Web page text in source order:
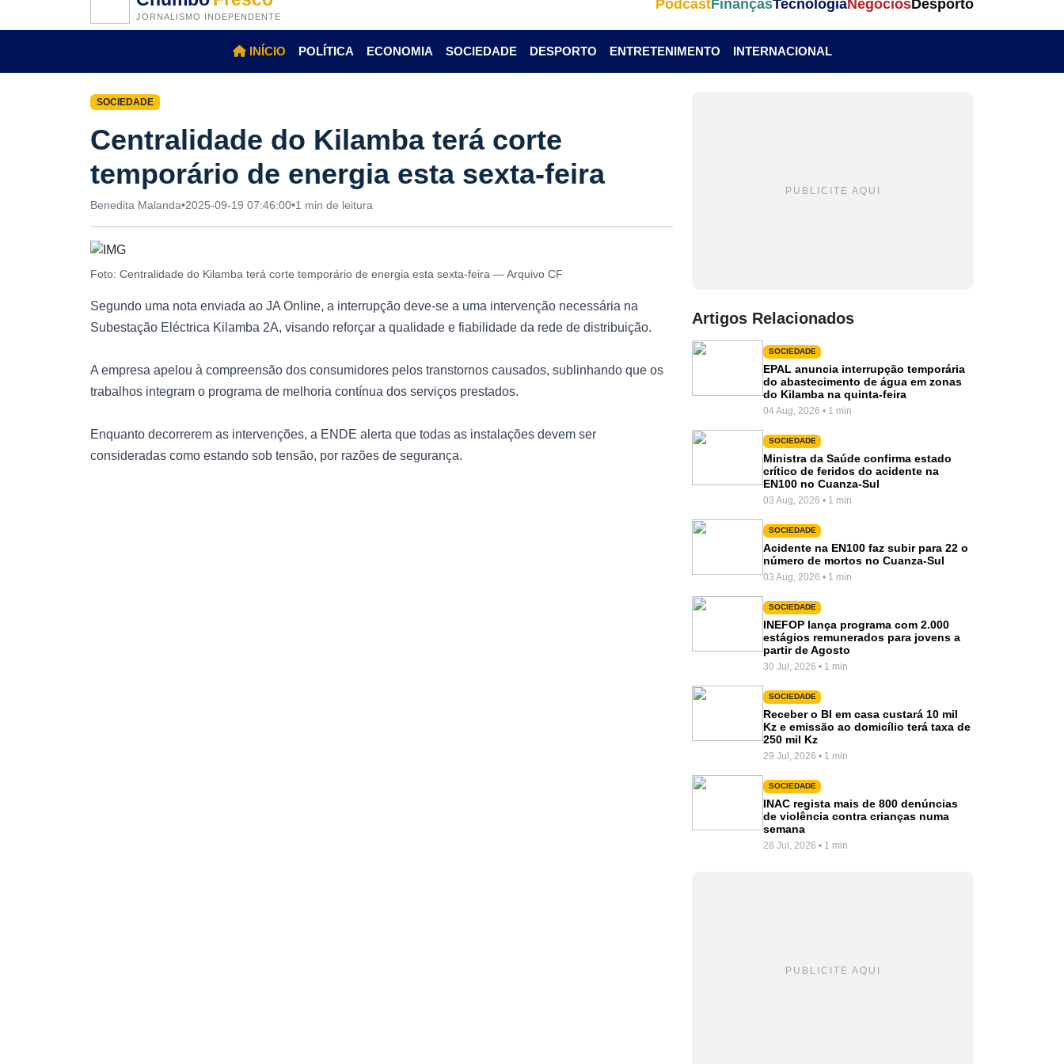
JORNALISMO INDEPENDENTE
PodcastFinançasTecnologiaNegóciosDesporto
INÍCIO POLÍTICA ECONOMIA SOCIEDADE DESPORTO ENTRETENIMENTO INTERNACIONAL
SOCIEDADE
Centralidade do Kilamba terá corte
temporário de energia esta sexta-feira
Benedita Malanda•2025-09-19 07:46:00•1 min de leitura
Foto: Centralidade do Kilamba terá corte temporário de energia esta sexta-feira — Arquivo CF
Segundo uma nota enviada ao JA Online, a interrupção deve-se a uma intervenção necessária na
Subestação Eléctrica Kilamba 2A, visando reforçar a qualidade e fiabilidade da rede de distribuição.
A empresa apelou à compreensão dos consumidores pelos transtornos causados, sublinhando que os
trabalhos integram o programa de melhoria contínua dos serviços prestados.
Enquanto decorrerem as intervenções, a ENDE alerta que todas as instalações devem ser
consideradas como estando sob tensão, por razões de segurança.
PUBLICITE AQUI
Artigos Relacionados
SOCIEDADE
EPAL anuncia interrupção temporária
do abastecimento de água em zonas
do Kilamba na quinta-feira
04 Aug, 2026 • 1 min
SOCIEDADE
Ministra da Saúde confirma estado
crítico de feridos do acidente na
EN100 no Cuanza-Sul
03 Aug, 2026 • 1 min
SOCIEDADE
Acidente na EN100 faz subir para 22 o
número de mortos no Cuanza-Sul
03 Aug, 2026 • 1 min
SOCIEDADE
INEFOP lança programa com 2.000
estágios remunerados para jovens a
partir de Agosto
30 Jul, 2026 • 1 min
SOCIEDADE
Receber o BI em casa custará 10 mil
Kz e emissão ao domicílio terá taxa de
250 mil Kz
29 Jul, 2026 • 1 min
SOCIEDADE
INAC regista mais de 800 denúncias
de violência contra crianças numa
semana
28 Jul, 2026 • 1 min
PUBLICITE AQUI